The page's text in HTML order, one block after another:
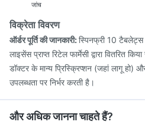
जांच
विक्रेता विवरण
ऑर्डर पूर्ति की जानकारी:स्पिनफ्री 10
लाइसेंस प्राप्त रिटेल फार्मेसी द्वारा वितरित
डॉक्टर के मान्य प्रिस्क्रिप्शन (जहां लागू हो)
उपलब्धता पर निर्भर करती है।
और अधिक जानना चाहते हैं?